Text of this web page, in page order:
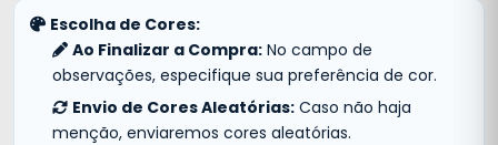
Escolha de Cores:
Ao Finalizar a Compra: No campo de
observações, especifique sua preferência de cor.
Envio de Cores Aleatórias: Caso não haja
menção, enviaremos cores aleatórias.